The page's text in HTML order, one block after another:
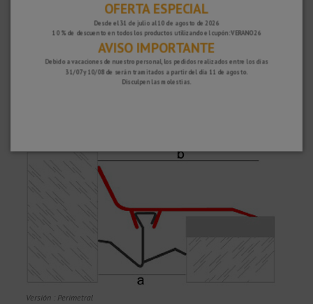
para instalaciones de interior como de exterior.
Versión : Perimetral
OFERTA ESPECIAL
Desde el 31 de julio al 10 de agosto de 2026
10 % de descuento en todos los productos utilizando el cupón: VERANO26
AVISO IMPORTANTE
Debido a vacaciones de nuestro personal, los pedidos realizados entre los días
31/07 y 10/08 de serán tramitados a partir del día 11 de agosto.
Disculpen las molestias.